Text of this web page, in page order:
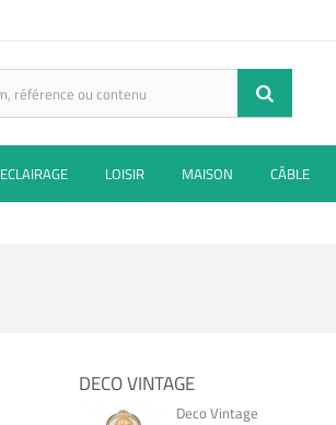
ECLAIRAGE LOISIR MAISON CÂBLE
DECO VINTAGE
Deco Vintage